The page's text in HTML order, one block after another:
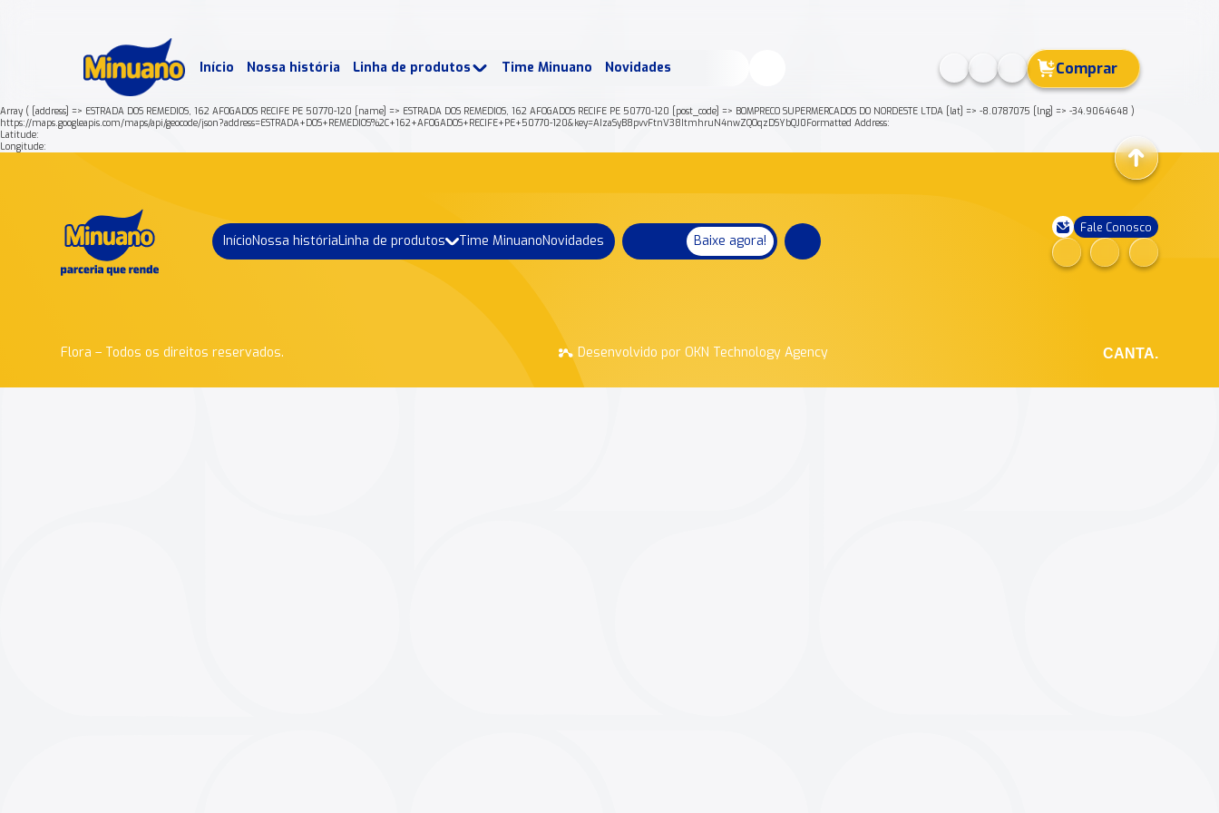
Início Nossa história Linha de produtos Time Minuano Novidades Comprar
Array ( [address] => ESTRADA DOS REMEDIOS, 162 AFOGADOS RECIFE PE 50770-120 [name] => ESTRADA DOS REMEDIOS, 162 AFOGADOS RECIFE PE 50770-120 [post_code] => BOMPRECO SUPERMERCADOS DO NORDESTE LTDA [lat] => -8.0787075 [lng] => -34.9064648 )
https://maps.googleapis.com/maps/api/geocode/json?address=ESTRADA+DOS+REMEDIOS%2C+162+AFOGADOS+RECIFE+PE+50770-120&key=AIzaSyB8pvvFtnV38ItmhruN4nwZQOqzDSYbQJ0Formatted Address:
Latitude:
Longitude:
InícioNossa históriaLinha de produtos Time MinuanoNovidades Baixe agora!
Fale Conosco
Flora – Todos os direitos reservados. Desenvolvido por OKN Technology Agency CANTA.